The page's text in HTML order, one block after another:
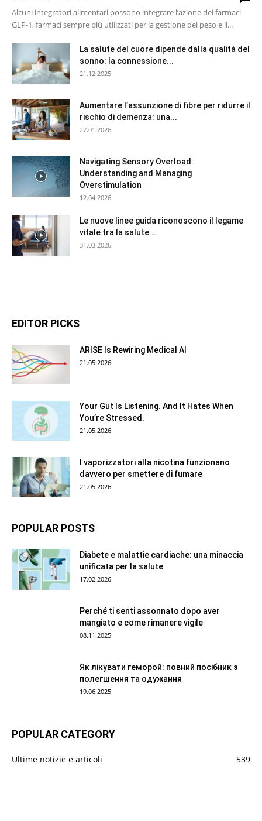
Alcuni integratori alimentari possono integrare l’azione dei farmaci
GLP-1, farmaci sempre più utilizzati per la gestione del peso e il...
La salute del cuore dipende dalla qualità del
sonno: la connessione...
21.12.2025
Aumentare l’assunzione di fibre per ridurre il
rischio di demenza: una...
27.01.2026
Navigating Sensory Overload:
Understanding and Managing
Overstimulation
12.04.2026
Le nuove linee guida riconoscono il legame
vitale tra la salute...
31.03.2026
EDITOR PICKS
ARISE Is Rewiring Medical AI
21.05.2026
Your Gut Is Listening. And It Hates When
You’re Stressed.
21.05.2026
I vaporizzatori alla nicotina funzionano
davvero per smettere di fumare
21.05.2026
POPULAR POSTS
Diabete e malattie cardiache: una minaccia
unificata per la salute
17.02.2026
Perché ti senti assonnato dopo aver
mangiato e come rimanere vigile
08.11.2025
Як лікувати геморой: повний посібник з
полегшення та одужання
19.06.2025
POPULAR CATEGORY
Ultime notizie e articoli 539